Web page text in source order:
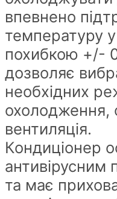
впевнено
температуру
похибкою +/-
дозволяє
необхідних
охолодження,
вентиляція.
Кондиціонер
антивірусним
та має